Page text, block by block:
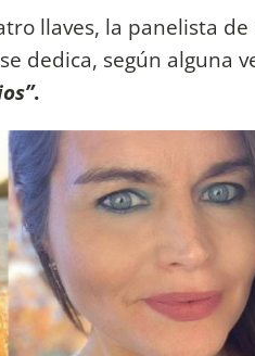
llaves, la panelista
dedica, según alguna
.